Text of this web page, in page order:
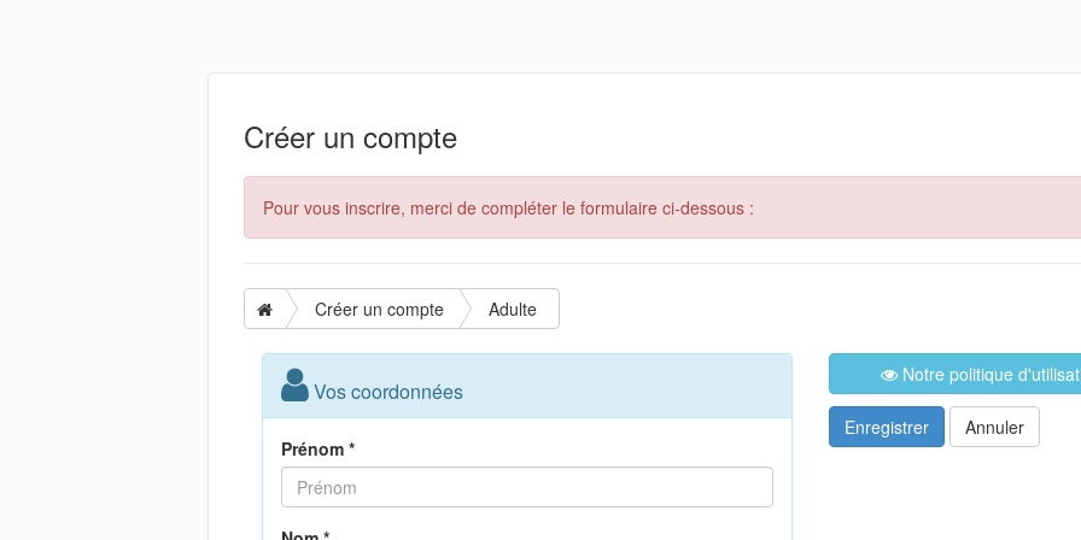
Créer un compte
Pour vous inscrire, merci de compléter le formulaire ci-dessous :
Créer un compte Adulte
Vos coordonnées
Prénom *
Notre politique
Enregistrer Annuler